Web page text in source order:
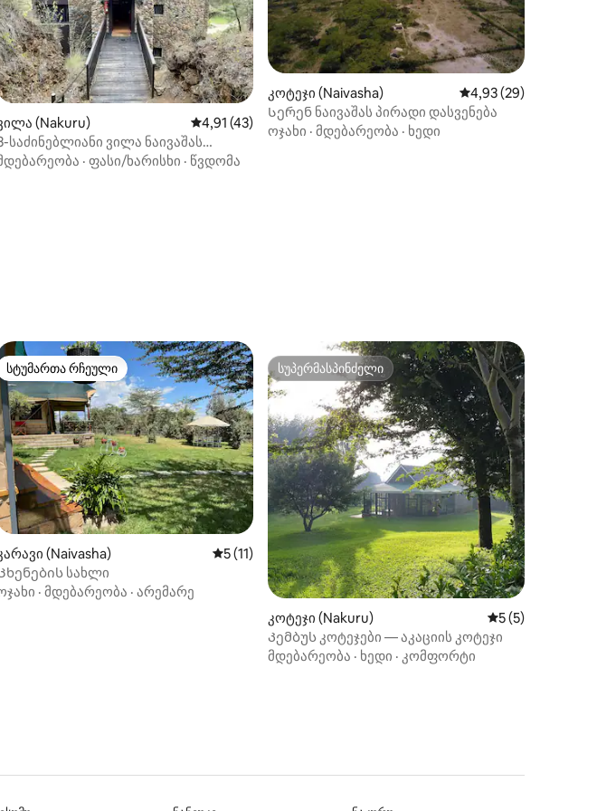
5‑დან 4,93, 70 მიმოხილვა
(Nakuru) საშუალო შეფასებაა 5‑დან 4,91, 43 მიმოხილვა
4,91 (43)
საძინებლიანი ვილა ნაივაშას
ხედებით
· ფასი/ხარისხი · წვდომა
კოტეჯი (Naivasha) საშუალო შეფასებაა
4,93 (29)
Სერენ ნაივაშას პირადი დასვენება
ოჯახი · მდებარეობა · ხედი
5‑დან 4,93, 100 მიმოხილვა
სტუმართა რჩეული
სტუმართა რჩეული
(Naivasha) საშუალო შეფასებაა 5‑დან 5, 11 მიმოხილვა
5 (11)
სახლი
· მდებარეობა · არემარე
სუპერმასპინძელი
სუპერმასპინძელი
კოტეჯი (Nakuru) საშუალო
5 (5)
Კემბუს კოტეჯები — აკაციის კოტეჯი
მდებარეობა · ხედი · კომფორტი